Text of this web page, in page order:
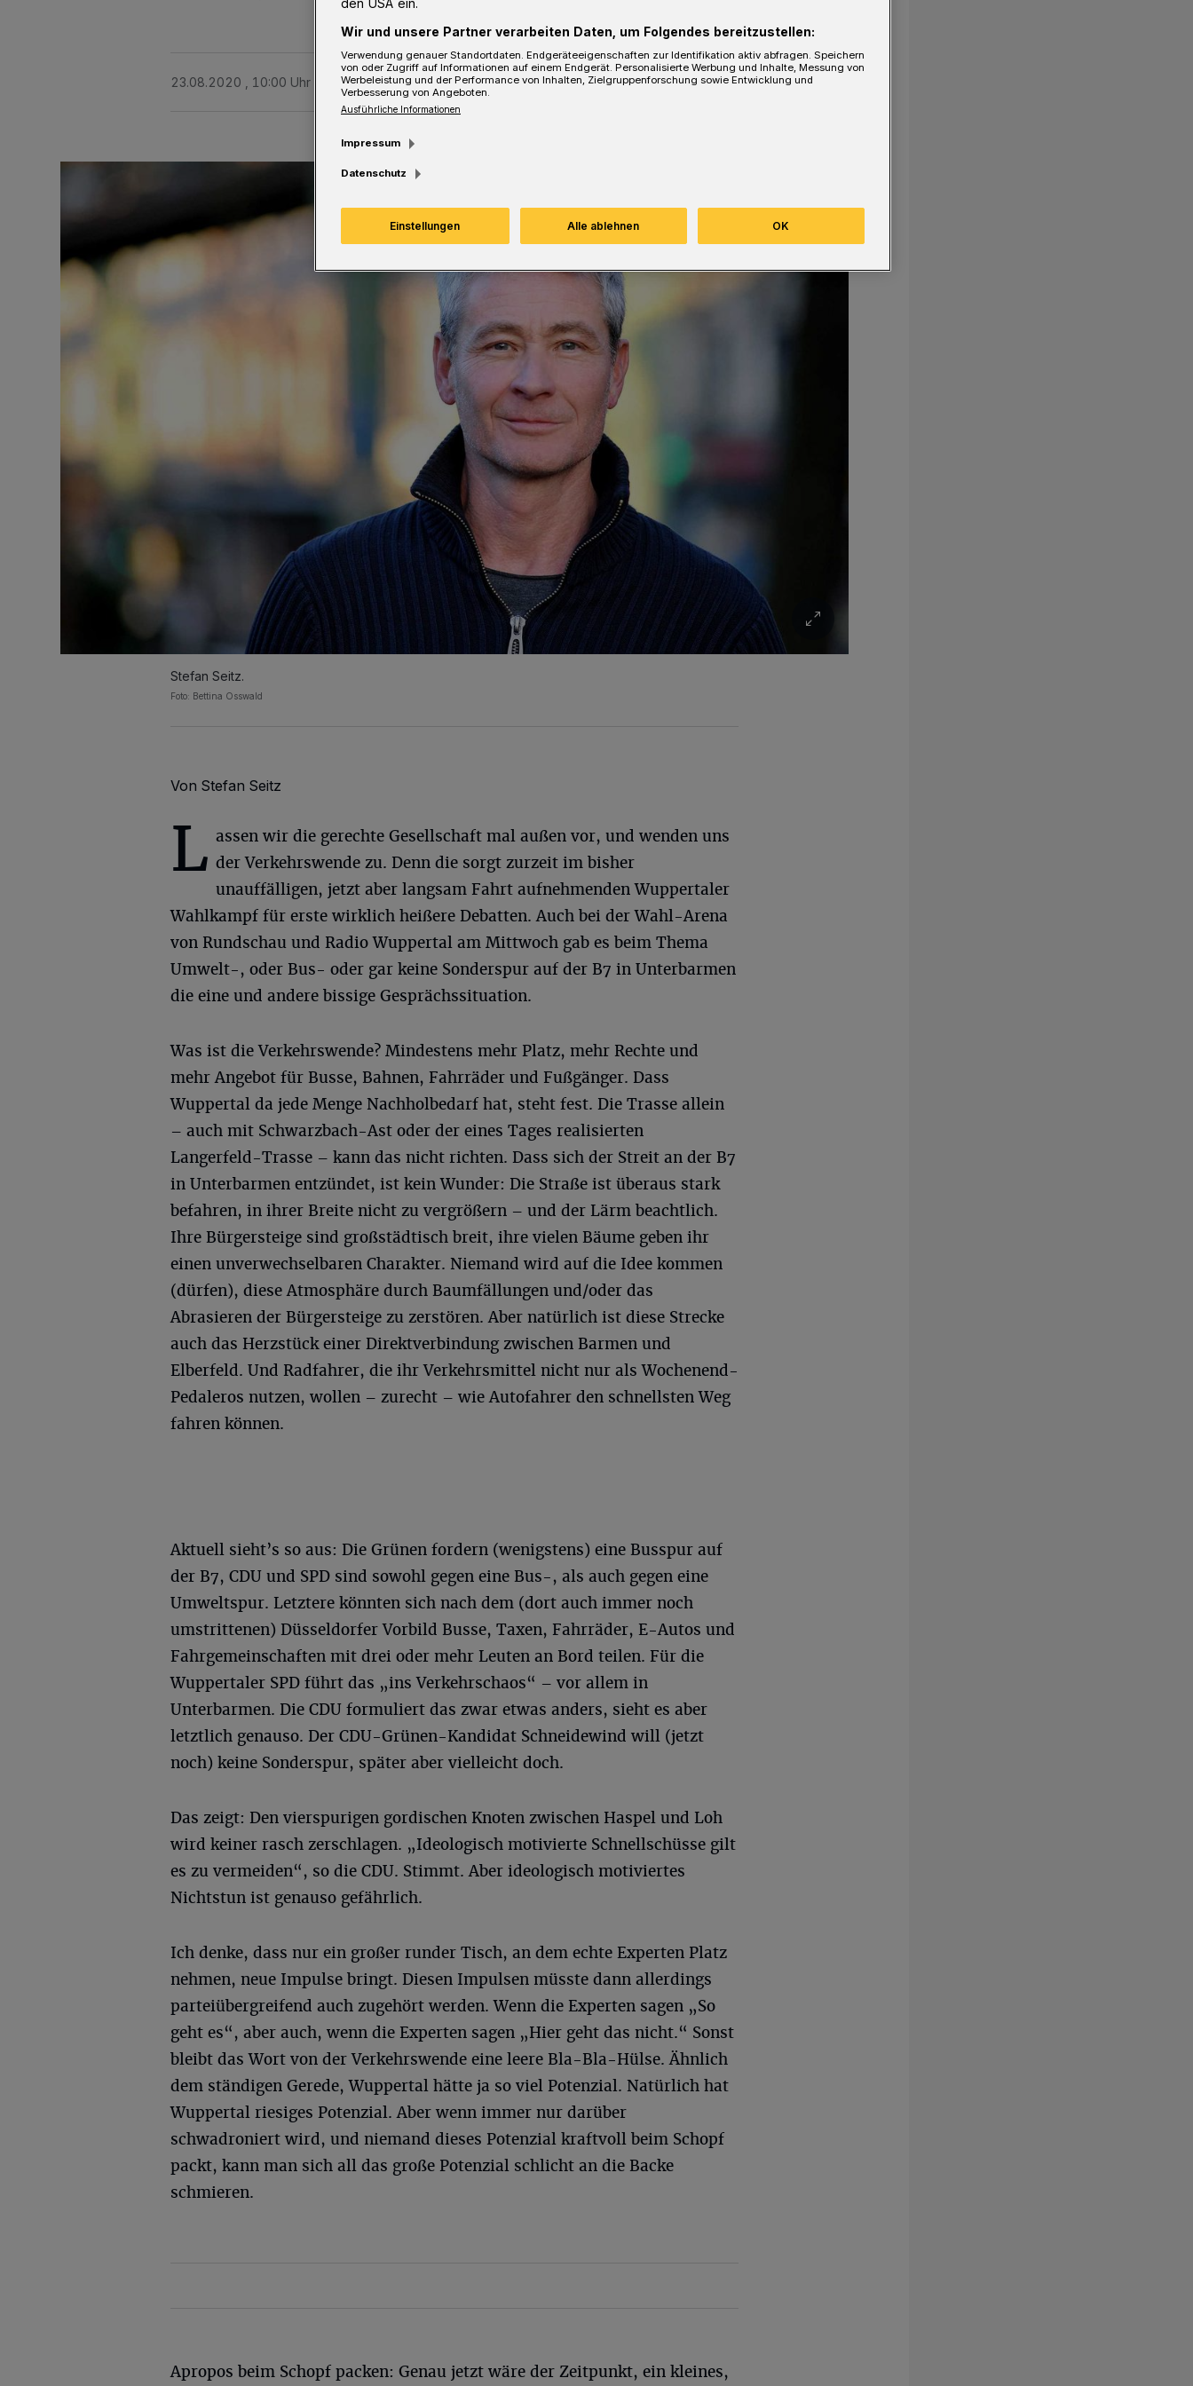
23.08.2020 , 10:00 Uhr 3 Minuten Lesezeit
Stefan Seitz.
Foto: Bettina Osswald
Von Stefan Seitz
L assen wir die gerechte Gesellschaft mal außen vor, und wenden uns
der Verkehrswende zu. Denn die sorgt zurzeit im bisher
unauffälligen, jetzt aber langsam Fahrt aufnehmenden Wuppertaler
Wahlkampf für erste wirklich heißere Debatten. Auch bei der Wahl-Arena
von Rundschau und Radio Wuppertal am Mittwoch gab es beim Thema
Umwelt-, oder Bus- oder gar keine Sonderspur auf der B7 in Unterbarmen
die eine und andere bissige Gesprächssituation.
Was ist die Verkehrswende? Mindestens mehr Platz, mehr Rechte und
mehr Angebot für Busse, Bahnen, Fahrräder und Fußgänger. Dass
Wuppertal da jede Menge Nachholbedarf hat, steht fest. Die Trasse allein
– auch mit Schwarzbach-Ast oder der eines Tages realisierten
Langerfeld-Trasse – kann das nicht richten. Dass sich der Streit an der B7
in Unterbarmen entzündet, ist kein Wunder: Die Straße ist überaus stark
befahren, in ihrer Breite nicht zu vergrößern – und der Lärm beachtlich.
Ihre Bürgersteige sind großstädtisch breit, ihre vielen Bäume geben ihr
einen unverwechselbaren Charakter. Niemand wird auf die Idee kommen
(dürfen), diese Atmosphäre durch Baumfällungen und/oder das
Abrasieren der Bürgersteige zu zerstören. Aber natürlich ist diese Strecke
auch das Herzstück einer Direktverbindung zwischen Barmen und
Elberfeld. Und Radfahrer, die ihr Verkehrsmittel nicht nur als Wochenend-
Pedaleros nutzen, wollen – zurecht – wie Autofahrer den schnellsten Weg
fahren können.
Aktuell sieht’s so aus: Die Grünen fordern (wenigstens) eine Busspur auf
der B7, CDU und SPD sind sowohl gegen eine Bus-, als auch gegen eine
Umweltspur. Letztere könnten sich nach dem (dort auch immer noch
umstrittenen) Düsseldorfer Vorbild Busse, Taxen, Fahrräder, E-Autos und
Fahrgemeinschaften mit drei oder mehr Leuten an Bord teilen. Für die
Wuppertaler SPD führt das „ins Verkehrschaos“ – vor allem in
Unterbarmen. Die CDU formuliert das zwar etwas anders, sieht es aber
letztlich genauso. Der CDU-Grünen-Kandidat Schneidewind will (jetzt
noch) keine Sonderspur, später aber vielleicht doch.
Das zeigt: Den vierspurigen gordischen Knoten zwischen Haspel und Loh
wird keiner rasch zerschlagen. „Ideologisch motivierte Schnellschüsse gilt
es zu vermeiden“, so die CDU. Stimmt. Aber ideologisch motiviertes
Nichtstun ist genauso gefährlich.
Ich denke, dass nur ein großer runder Tisch, an dem echte Experten Platz
nehmen, neue Impulse bringt. Diesen Impulsen müsste dann allerdings
parteiübergreifend auch zugehört werden. Wenn die Experten sagen „So
geht es“, aber auch, wenn die Experten sagen „Hier geht das nicht.“ Sonst
bleibt das Wort von der Verkehrswende eine leere Bla-Bla-Hülse. Ähnlich
dem ständigen Gerede, Wuppertal hätte ja so viel Potenzial. Natürlich hat
Wuppertal riesiges Potenzial. Aber wenn immer nur darüber
schwadroniert wird, und niemand dieses Potenzial kraftvoll beim Schopf
packt, kann man sich all das große Potenzial schlicht an die Backe
schmieren.
Apropos beim Schopf packen: Genau jetzt wäre der Zeitpunkt, ein kleines,
den USA ein.
Wir und unsere Partner verarbeiten Daten, um Folgendes bereitzustellen:
Verwendung genauer Standortdaten. Endgeräteeigenschaften zur Identifikation aktiv abfragen. Speichern
von oder Zugriff auf Informationen auf einem Endgerät. Personalisierte Werbung und Inhalte, Messung von
Werbeleistung und der Performance von Inhalten, Zielgruppenforschung sowie Entwicklung und
Verbesserung von Angeboten.
Ausführliche Informationen
Impressum
Datenschutz
Einstellungen Alle ablehnen OK